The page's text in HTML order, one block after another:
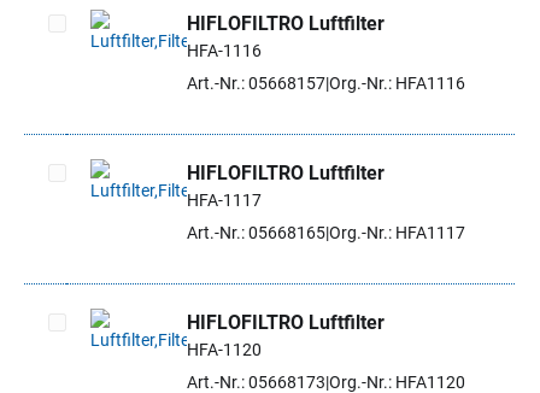
Artikel auswählen
HIFLOFILTRO Luftfilter
HFA-1116
Art.-Nr.: 05668157Org.-Nr.: HFA1116
Artikel auswählen
HIFLOFILTRO Luftfilter
HFA-1117
Art.-Nr.: 05668165Org.-Nr.: HFA1117
Artikel auswählen
HIFLOFILTRO Luftfilter
HFA-1120
Art.-Nr.: 05668173 Org.-Nr.: HFA1120